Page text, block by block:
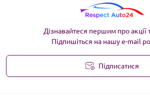
Дізнавайтеся першим про акції
Підпишіться на нашу e-mail
Підписатися